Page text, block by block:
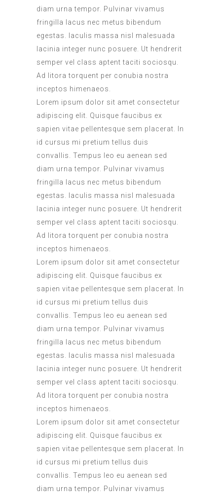
diam urna tempor. Pulvinar vivamus
fringilla lacus nec metus bibendum
egestas. Iaculis massa nisl malesuada
lacinia integer nunc posuere. Ut hendrerit
semper vel class aptent taciti sociosqu.
Ad litora torquent per conubia nostra
inceptos himenaeos.
Lorem ipsum dolor sit amet consectetur
adipiscing elit. Quisque faucibus ex
sapien vitae pellentesque sem placerat. In
id cursus mi pretium tellus duis
convallis. Tempus leo eu aenean sed
diam urna tempor. Pulvinar vivamus
fringilla lacus nec metus bibendum
egestas. Iaculis massa nisl malesuada
lacinia integer nunc posuere. Ut hendrerit
semper vel class aptent taciti sociosqu.
Ad litora torquent per conubia nostra
inceptos himenaeos.
Lorem ipsum dolor sit amet consectetur
adipiscing elit. Quisque faucibus ex
sapien vitae pellentesque sem placerat. In
id cursus mi pretium tellus duis
convallis. Tempus leo eu aenean sed
diam urna tempor. Pulvinar vivamus
fringilla lacus nec metus bibendum
egestas. Iaculis massa nisl malesuada
lacinia integer nunc posuere. Ut hendrerit
semper vel class aptent taciti sociosqu.
Ad litora torquent per conubia nostra
inceptos himenaeos.
Lorem ipsum dolor sit amet consectetur
adipiscing elit. Quisque faucibus ex
sapien vitae pellentesque sem placerat. In
id cursus mi pretium tellus duis
convallis. Tempus leo eu aenean sed
diam urna tempor. Pulvinar vivamus